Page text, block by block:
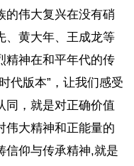
的伟大复兴在没有硝
、黄大年、王成龙等
精神在和平年代的传
代版本”，让我们感受
同，就是对正确价值
伟大精神和正能量的
信仰与传承精神,就是